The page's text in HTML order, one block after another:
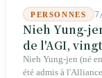
PERSONNES
Nieh Yung-
de l'AGI,
et systèmes
Nieh Yung-jen (né
été admis à